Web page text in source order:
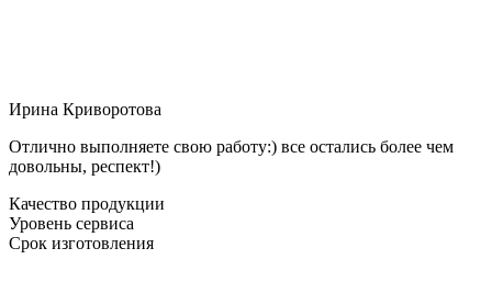
Ирина Криворотова
Отлично выполняете свою работу:) все остались более чем
довольны, респект!)
Качество продукции
Уровень сервиса
Срок изготовления